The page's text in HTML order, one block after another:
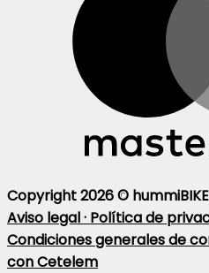
Copyright 2026 ©
Aviso legal · Política de
Condiciones generales de
con Cetelem